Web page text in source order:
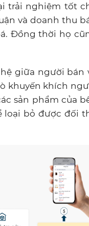
trải nghiệm tốt
và doanh thu
Đồng thời họ
giữa người bán
khuyến khích
sản phẩm của
loại bỏ được đối